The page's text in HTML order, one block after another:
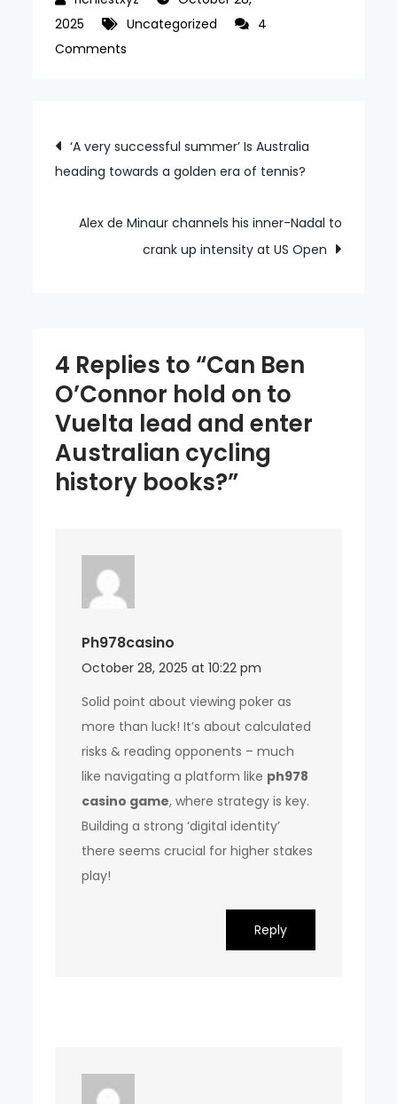
2025
Uncategorized
4
Comments
hold
on
Vuelta
lead
history
books?
Post
navigation
‘A very successful summer’ Is Australia
heading towards a golden era of tennis?
Alex de Minaur channels his inner-Nadal to
crank up intensity at US Open
4 Replies to “Can Ben
O’Connor hold on to
Vuelta lead and enter
Australian cycling
history books?”
Ph978casino
October 28, 2025 at 10:22 pm
Solid point about viewing poker as
more than luck! It’s about calculated
risks & reading opponents – much
like navigating a platform like ph978
casino game, where strategy is key.
Building a strong ‘digital identity’
there seems crucial for higher stakes
play!
Reply